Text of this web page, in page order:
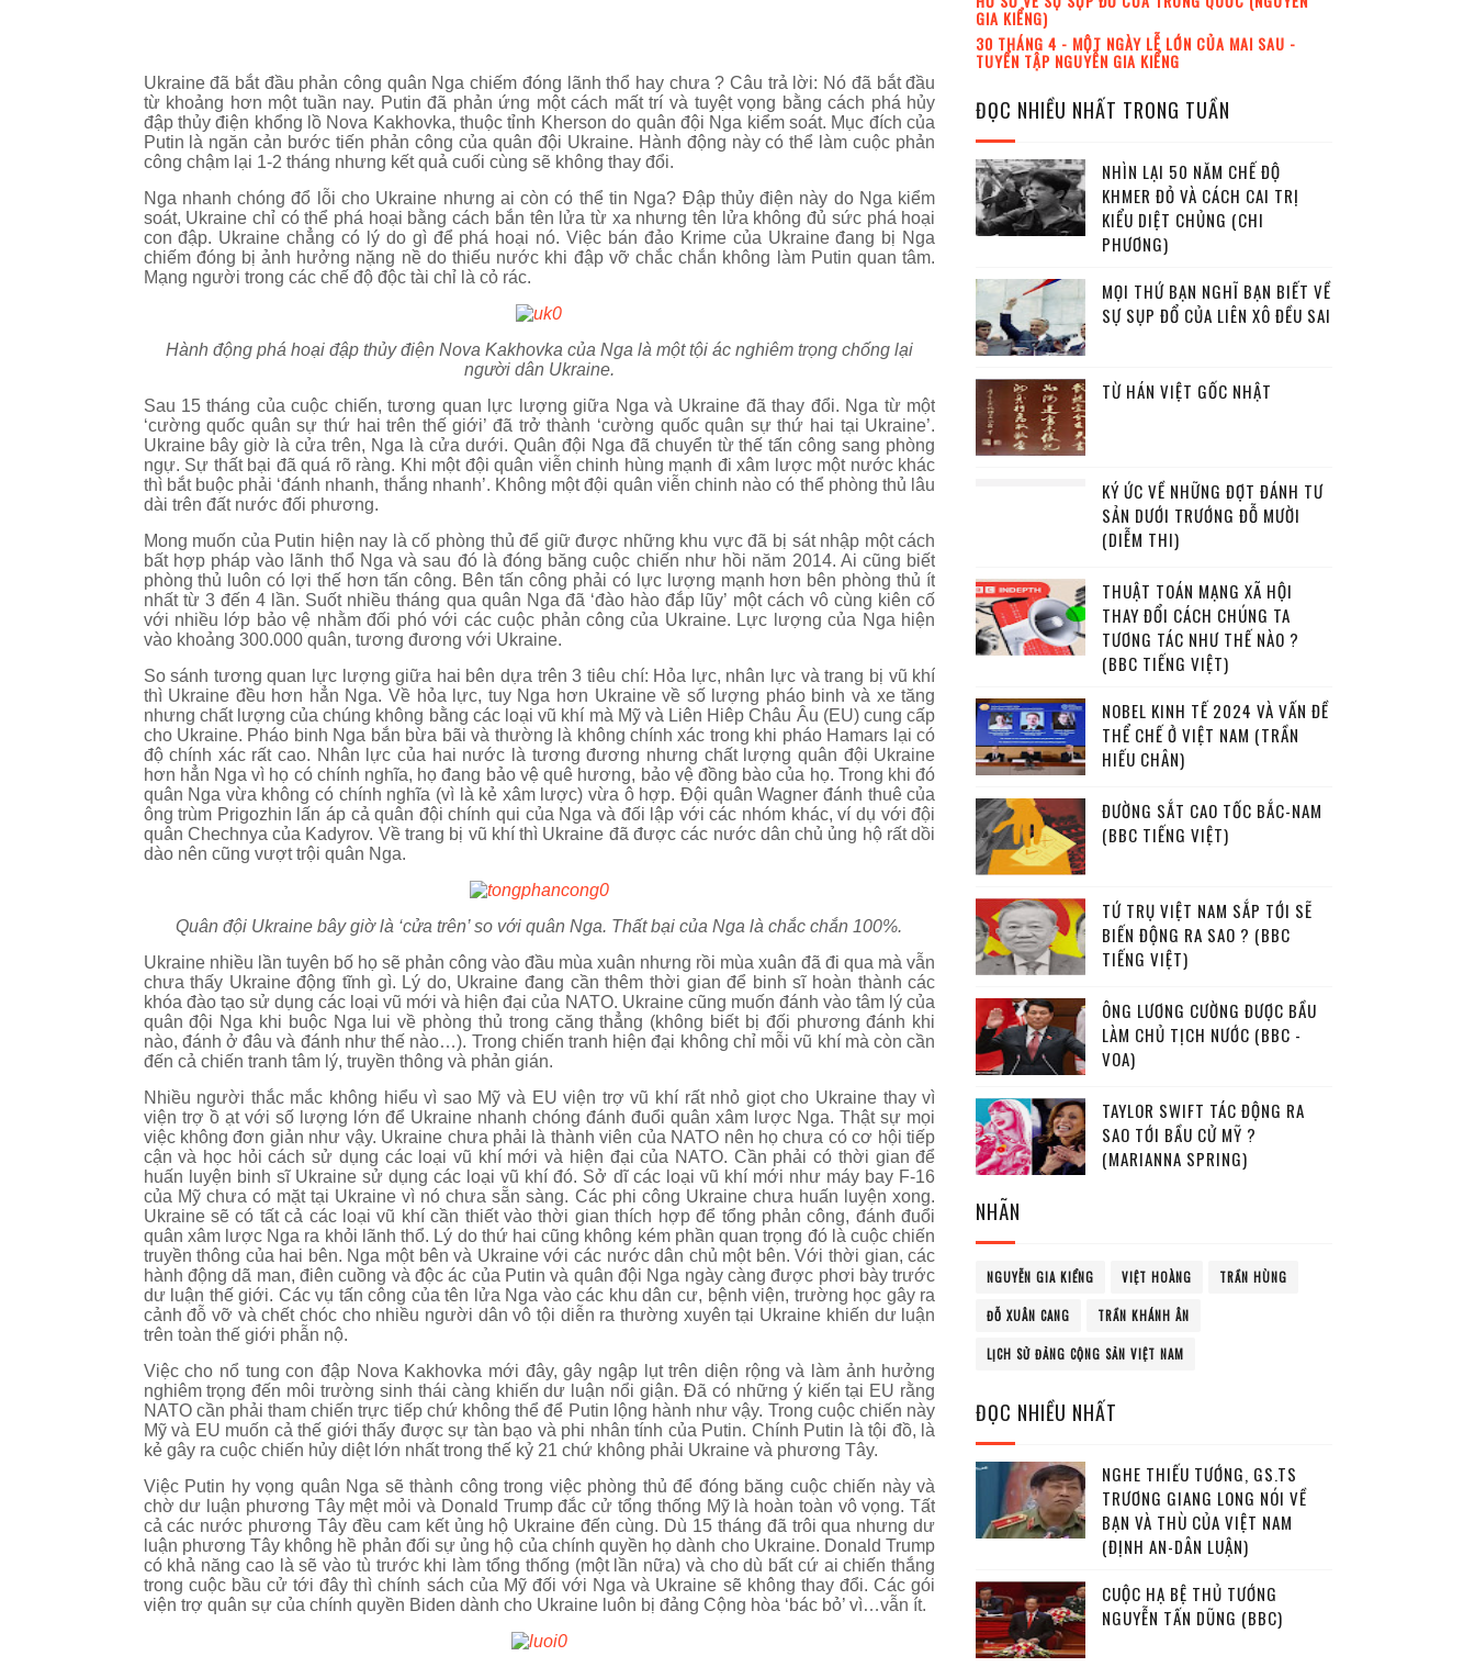
Ukraine đã bắt đầu phản công quân Nga chiếm đóng lãnh thổ hay chưa ? Câu trả lời: Nó đã bắt đầu
từ khoảng hơn một tuần nay. Putin đã phản ứng một cách mất trí và tuyệt vọng bằng cách phá hủy
đập thủy điện khổng lồ Nova Kakhovka, thuộc tỉnh Kherson do quân đội Nga kiểm soát. Mục đích của
Putin là ngăn cản bước tiến phản công của quân đội Ukraine. Hành động này có thể làm cuộc phản
công chậm lại 1-2 tháng nhưng kết quả cuối cùng sẽ không thay đổi.
Nga nhanh chóng đổ lỗi cho Ukraine nhưng ai còn có thể tin Nga? Đập thủy điện này do Nga kiểm
soát, Ukraine chỉ có thể phá hoại bằng cách bắn tên lửa từ xa nhưng tên lửa không đủ sức phá hoại
con đập. Ukraine chẳng có lý do gì để phá hoại nó. Việc bán đảo Krime của Ukraine đang bị Nga
chiếm đóng bị ảnh hưởng nặng nề do thiếu nước khi đập vỡ chắc chắn không làm Putin quan tâm.
Mạng người trong các chế độ độc tài chỉ là cỏ rác.
Hành động phá hoại đập thủy điện Nova Kakhovka của Nga là một tội ác nghiêm trọng chống lại
người dân Ukraine.
Sau 15 tháng của cuộc chiến, tương quan lực lượng giữa Nga và Ukraine đã thay đổi. Nga từ một
‘cường quốc quân sự thứ hai trên thế giới’ đã trở thành ‘cường quốc quân sự thứ hai tại Ukraine’.
Ukraine bây giờ là cửa trên, Nga là cửa dưới. Quân đội Nga đã chuyển từ thế tấn công sang phòng
ngự. Sự thất bại đã quá rõ ràng. Khi một đội quân viễn chinh hùng mạnh đi xâm lược một nước khác
thì bắt buộc phải ‘đánh nhanh, thắng nhanh’. Không một đội quân viễn chinh nào có thể phòng thủ lâu
dài trên đất nước đối phương.
Mong muốn của Putin hiện nay là cố phòng thủ để giữ được những khu vực đã bị sát nhập một cách
bất hợp pháp vào lãnh thổ Nga và sau đó là đóng băng cuộc chiến như hồi năm 2014. Ai cũng biết
phòng thủ luôn có lợi thế hơn tấn công. Bên tấn công phải có lực lượng mạnh hơn bên phòng thủ ít
nhất từ 3 đến 4 lần. Suốt nhiều tháng qua quân Nga đã ‘đào hào đắp lũy’ một cách vô cùng kiên cố
với nhiều lớp bảo vệ nhằm đối phó với các cuộc phản công của Ukraine. Lực lượng của Nga hiện
vào khoảng 300.000 quân, tương đương với Ukraine.
So sánh tương quan lực lượng giữa hai bên dựa trên 3 tiêu chí: Hỏa lực, nhân lực và trang bị vũ khí
thì Ukraine đều hơn hẳn Nga. Về hỏa lực, tuy Nga hơn Ukraine về số lượng pháo binh và xe tăng
nhưng chất lượng của chúng không bằng các loại vũ khí mà Mỹ và Liên Hiêp Châu Âu (EU) cung cấp
cho Ukraine. Pháo binh Nga bắn bừa bãi và thường là không chính xác trong khi pháo Hamars lại có
độ chính xác rất cao. Nhân lực của hai nước là tương đương nhưng chất lượng quân đội Ukraine
hơn hẳn Nga vì họ có chính nghĩa, họ đang bảo vệ quê hương, bảo vệ đồng bào của họ. Trong khi đó
quân Nga vừa không có chính nghĩa (vì là kẻ xâm lược) vừa ô hợp. Đội quân Wagner đánh thuê của
ông trùm Prigozhin lấn áp cả quân đội chính qui của Nga và đối lập với các nhóm khác, ví dụ với đội
quân Chechnya của Kadyrov. Về trang bị vũ khí thì Ukraine đã được các nước dân chủ ủng hộ rất dồi
dào nên cũng vượt trội quân Nga.
Quân đội Ukraine bây giờ là ‘cửa trên’ so với quân Nga. Thất bại của Nga là chắc chắn 100%.
Ukraine nhiều lần tuyên bố họ sẽ phản công vào đầu mùa xuân nhưng rồi mùa xuân đã đi qua mà vẫn
chưa thấy Ukraine động tĩnh gì. Lý do, Ukraine đang cần thêm thời gian để binh sĩ hoàn thành các
khóa đào tạo sử dụng các loại vũ mới và hiện đại của NATO. Ukraine cũng muốn đánh vào tâm lý của
quân đội Nga khi buộc Nga lui về phòng thủ trong căng thẳng (không biết bị đối phương đánh khi
nào, đánh ở đâu và đánh như thế nào…). Trong chiến tranh hiện đại không chỉ mỗi vũ khí mà còn cần
đến cả chiến tranh tâm lý, truyền thông và phản gián.
Nhiều người thắc mắc không hiểu vì sao Mỹ và EU viện trợ vũ khí rất nhỏ giọt cho Ukraine thay vì
viện trợ ồ ạt với số lượng lớn để Ukraine nhanh chóng đánh đuổi quân xâm lược Nga. Thật sự mọi
việc không đơn giản như vậy. Ukraine chưa phải là thành viên của NATO nên họ chưa có cơ hội tiếp
cận và học hỏi cách sử dụng các loại vũ khí mới và hiện đại của NATO. Cần phải có thời gian để
huấn luyện binh sĩ Ukraine sử dụng các loại vũ khí đó. Sở dĩ các loại vũ khí mới như máy bay F-16
của Mỹ chưa có mặt tại Ukraine vì nó chưa sẵn sàng. Các phi công Ukraine chưa huấn luyện xong.
Ukraine sẽ có tất cả các loại vũ khí cần thiết vào thời gian thích hợp để tổng phản công, đánh đuổi
quân xâm lược Nga ra khỏi lãnh thổ. Lý do thứ hai cũng không kém phần quan trọng đó là cuộc chiến
truyền thông của hai bên. Nga một bên và Ukraine với các nước dân chủ một bên. Với thời gian, các
hành động dã man, điên cuồng và độc ác của Putin và quân đội Nga ngày càng được phơi bày trước
dư luận thế giới. Các vụ tấn công của tên lửa Nga vào các khu dân cư, bệnh viện, trường học gây ra
cảnh đỗ vỡ và chết chóc cho nhiều người dân vô tội diễn ra thường xuyên tại Ukraine khiến dư luận
trên toàn thế giới phẫn nộ.
Việc cho nổ tung con đập Nova Kakhovka mới đây, gây ngập lụt trên diện rộng và làm ảnh hưởng
nghiêm trọng đến môi trường sinh thái càng khiến dư luận nổi giận. Đã có những ý kiến tại EU rằng
NATO cần phải tham chiến trực tiếp chứ không thể để Putin lộng hành như vậy. Trong cuộc chiến này
Mỹ và EU muốn cả thế giới thấy được sự tàn bạo và phi nhân tính của Putin. Chính Putin là tội đồ, là
kẻ gây ra cuộc chiến hủy diệt lớn nhất trong thế kỷ 21 chứ không phải Ukraine và phương Tây.
Việc Putin hy vọng quân Nga sẽ thành công trong việc phòng thủ để đóng băng cuộc chiến này và
chờ dư luận phương Tây mệt mỏi và Donald Trump đắc cử tổng thống Mỹ là hoàn toàn vô vọng. Tất
cả các nước phương Tây đều cam kết ủng hộ Ukraine đến cùng. Dù 15 tháng đã trôi qua nhưng dư
luận phương Tây không hề phản đối sự ủng hộ của chính quyền họ dành cho Ukraine. Donald Trump
có khả năng cao là sẽ vào tù trước khi làm tổng thống (một lần nữa) và cho dù bất cứ ai chiến thắng
trong cuộc bầu cử tới đây thì chính sách của Mỹ đối với Nga và Ukraine sẽ không thay đổi. Các gói
viện trợ quân sự của chính quyền Biden dành cho Ukraine luôn bị đảng Cộng hòa ‘bác bỏ’ vì…vẫn ít.
GIA KIỂNG)
30 THÁNG 4 - MỘT NGÀY LỄ LỚN CỦA MAI SAU -
TUYỂN TẬP NGUYỄN GIA KIỂNG
ĐỌC NHIỀU NHẤT TRONG TUẦN
NHÌN LẠI 50 NĂM CHẾ ĐỘ
KHMER ĐỎ VÀ CÁCH CAI TRỊ
KIỂU DIỆT CHỦNG (CHI
PHƯƠNG)
MỌI THỨ BẠN NGHĨ BẠN BIẾT VỀ
SỰ SỤP ĐỔ CỦA LIÊN XÔ ĐỀU SAI
TỪ HÁN VIỆT GỐC NHẬT
KÝ ỨC VỀ NHỮNG ĐỢT ĐÁNH TƯ
SẢN DƯỚI TRƯỚNG ĐỖ MƯỜI
(DIỄM THI)
THUẬT TOÁN MẠNG XÃ HỘI
THAY ĐỔI CÁCH CHÚNG TA
TƯƠNG TÁC NHƯ THẾ NÀO ?
(BBC TIẾNG VIỆT)
NOBEL KINH TẾ 2024 VÀ VẤN ĐỀ
THỂ CHẾ Ở VIỆT NAM (TRẦN
HIẾU CHÂN)
ĐƯỜNG SẮT CAO TỐC BẮC-NAM
(BBC TIẾNG VIỆT)
TỨ TRỤ VIỆT NAM SẮP TỚI SẼ
BIẾN ĐỘNG RA SAO ? (BBC
TIẾNG VIỆT)
ÔNG LƯƠNG CƯỜNG ĐƯỢC BẦU
LÀM CHỦ TỊCH NƯỚC (BBC -
VOA)
TAYLOR SWIFT TÁC ĐỘNG RA
SAO TỚI BẦU CỬ MỸ ?
(MARIANNA SPRING)
NHÃN
NGUYỄN GIA KIỂNG VIỆT HOÀNG TRẦN HÙNG
ĐỖ XUÂN CANG TRẦN KHÁNH ÂN
LỊCH SỬ ĐẢNG CỘNG SẢN VIỆT NAM
ĐỌC NHIỀU NHẤT
NGHE THIẾU TƯỚNG, GS.TS
TRƯƠNG GIANG LONG NÓI VỀ
BẠN VÀ THÙ CỦA VIỆT NAM
(ĐỊNH AN-DÂN LUẬN)
CUỘC HẠ BỆ THỦ TƯỚNG
NGUYỄN TẤN DŨNG (BBC)